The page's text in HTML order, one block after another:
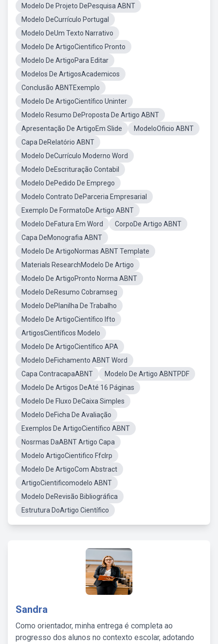
Modelo De Projeto DePesquisa ABNT
Modelo DeCurrículo Portugal
Modelo DeUm Texto Narrativo
Modelo De ArtigoCientifico Pronto
Modelo De ArtigoPara Editar
Modelos De ArtigosAcademicos
Conclusão ABNTExemplo
Modelo De ArtigoCientífico Uninter
Modelo Resumo DeProposta De Artigo ABNT
Apresentação De ArtigoEm Slide
ModeloOficio ABNT
Capa DeRelatório ABNT
Modelo DeCurrículo Moderno Word
Modelo DeEscrituração Contabil
Modelo DePedido De Emprego
Modelo Contrato DeParceria Empresarial
Exemplo De FormatoDe Artigo ABNT
Modelo DeFatura Em Word
CorpoDe Artigo ABNT
Capa DeMonografia ABNT
Modelo De ArtigoNormas ABNT Template
Materials ResearchModelo De Artigo
Modelo De ArtigoPronto Norma ABNT
Modelo DeResumo Cobramseg
Modelo DePlanilha De Trabalho
Modelo De ArtigoCientífico Ifto
ArtigosCientíficos Modelo
Modelo De ArtigoCientífico APA
Modelo DeFichamento ABNT Word
Capa ContracapaABNT
Modelo De Artigo ABNTPDF
Modelo De Artigos DeAté 16 Páginas
Modelo De Fluxo DeCaixa Simples
Modelo DeFicha De Avaliação
Exemplos De ArtigoCientífico ABNT
Nosrmas DaABNT Artigo Capa
Modelo ArtigoCientifico Ffclrp
Modelo De ArtigoCom Abstract
ArtigoCientificomodelo ABNT
Modelo DeRevisão Bibliográfica
Estrutura DoArtigo Científico
Sandra
Como orientador, minha entrega é completa ao
progresso dos alunos no contexto escolar, adotando